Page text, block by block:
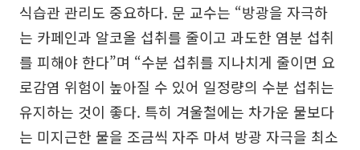
식습관 관리도 중요하다. 문 교수는 “방광을 자극하
는 카페인과 알코올 섭취를 줄이고 과도한 염분 섭취
를 피해야 한다”며 “수분 섭취를 지나치게 줄이면 요
로감염 위험이 높아질 수 있어 일정량의 수분 섭취는
유지하는 것이 좋다. 특히 겨울철에는 차가운 물보다
는 미지근한 물을 조금씩 자주 마셔 방광 자극을 최소